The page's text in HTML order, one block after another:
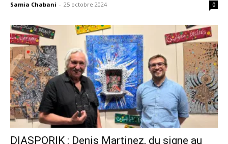
Samia Chabani - 25 octobre 2024 0
DIASPORIK : Denis Martinez, du signe au